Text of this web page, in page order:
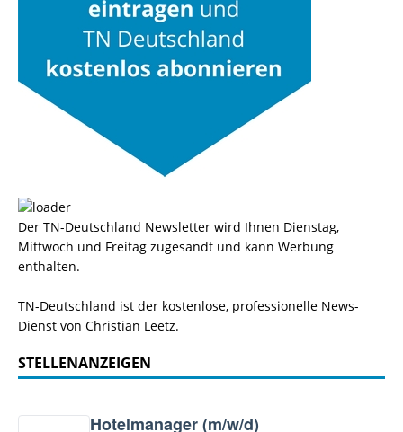
Der TN-Deutschland Newsletter wird Ihnen Dienstag,
Mittwoch und Freitag zugesandt und kann Werbung
enthalten.
TN-Deutschland ist der kostenlose, professionelle News-
Dienst von Christian Leetz.
STELLENANZEIGEN